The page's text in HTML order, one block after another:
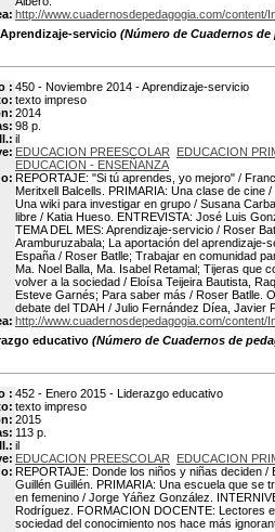
http://www.cuadernosdepedagogia.com/content/
servicio (Número de Cuadernos de
: 450 - Noviembre 2014 - Aprendizaje-servicio
texto impreso
2014
98 p.
Il.: il
EDUCACION PREESCOLAR EDUCACION
EDUCACION - ENSEÑANZA
REPORTAJE: "Si tú aprendes, yo mejoro" /
Meritxell Balcells. PRIMARIA: Una clase de cine
Una wiki para investigar en grupo / Susana
libre / Katia Hueso. ENTREVISTA: José Luis
TEMA DEL MES: Aprendizaje-servicio / Roser
Aramburuzabala; La aportación del aprendizaje-
España / Roser Batlle; Trabajar en comunidad
Ma. Noel Balla, Ma. Isabel Retamal; Tijeras que
volver a la sociedad / Eloísa Teijeira Bautista,
Esteve Garnés; Para saber más / Roser Batlle.
debate del TDAH / Julio Fernández Díea, Javier
http://www.cuadernosdepedagogia.com/content/
educativo (Número de Cuadernos de
: 452 - Enero 2015 - Liderazgo educativo
texto impreso
2015
113 p.
Il.: il
EDUCACION PREESCOLAR EDUCACION
REPORTAJE: Donde los niños y niñas deciden
Guillén Guillén. PRIMARIA: Una escuela que se
en femenino / Jorge Yáñez González.
Rodríguez. FORMACION DOCENTE: Lectores
sociedad del conocimiento nos hace más